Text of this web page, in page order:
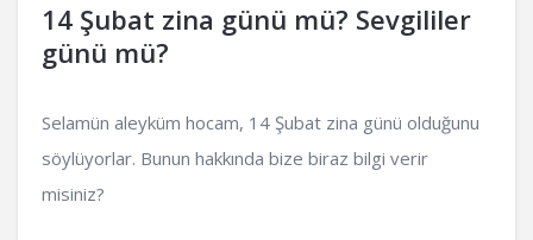
14 Şubat zina günü mü? Sevgililer
günü mü?
Selamün aleyküm hocam, 14 Şubat zina günü olduğunu
söylüyorlar. Bunun hakkında bize biraz bilgi verir
misiniz?